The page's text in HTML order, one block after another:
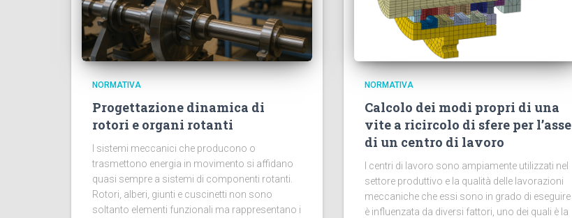
NORMATIVA
Progettazione dinamica di
rotori e organi rotanti
I sistemi meccanici che producono o
trasmettono energia in movimento si affidano
quasi sempre a sistemi di componenti rotanti.
Rotori, alberi, giunti e cuscinetti non sono
soltanto elementi funzionali ma rappresentano i
NORMATIVA
Calcolo dei modi propri di una
vite a ricircolo di sfere per l’asse
di un centro di lavoro
I centri di lavoro sono ampiamente utilizzati nel
settore produttivo e la qualità delle lavorazioni
meccaniche che essi sono in grado di eseguire
è influenzata da diversi fattori, uno dei quali è la